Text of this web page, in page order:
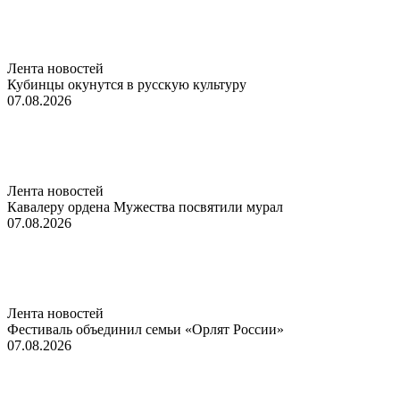
Лента новостей
Кубинцы окунутся в русскую культуру
07.08.2026
Лента новостей
Кавалеру ордена Мужества посвятили мурал
07.08.2026
Лента новостей
Фестиваль объединил семьи «Орлят России»
07.08.2026